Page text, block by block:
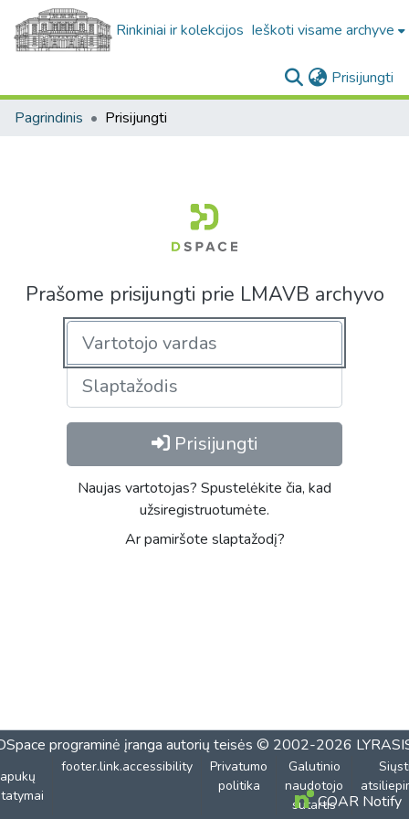
Rinkiniai ir kolekcijos Ieškoti visame archyve
Prisijungti
Pagrindinis Prisijungti
Prašome prisijungti prie LMAVB archyvo
Prisijungti
Naujas vartotojas? Spustelėkite čia, kad
užsiregistruotumėte.
Ar pamiršote slaptažodį?
programinė įranga autorių teisės © 2002-2026
footer.link.accessibility
Privatumo
politika
Galutinio
naudotojo
sutartisCOAR Notify